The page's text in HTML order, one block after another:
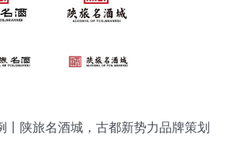
丨陕旅名酒城，古都新势力品牌策划